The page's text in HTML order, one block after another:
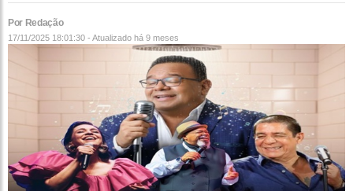
Por Redação
17/11/2025 18:01:30 - Atualizado há 9 meses